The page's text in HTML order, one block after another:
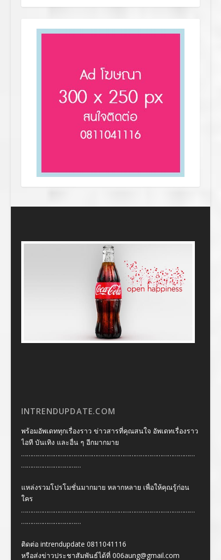
INTRENDUPDATE.COM
พร้อมอัพเดททุกเรื่องราว ข่าวสารที่คุณสนใจ อัพเดทเรื่องราว
ไอที บันเทิง และอื่น ๆ อีกมากมาย
……………………………………………………………………………………
……………………………
แหล่งรวมโปรโมชั่นมากมาย หลากหลาย เพื่อให้คุณรู้ก่อน
ใคร
……………………………………………………………………………………
……………………………
ติดต่อ intrendupdate 0811041116
หรือส่งข่าวประชาสัมพันธ์ได้ที่ 006aung@gmail.com